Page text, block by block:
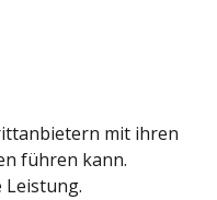
mit ihren
führen kann.
Leistung.